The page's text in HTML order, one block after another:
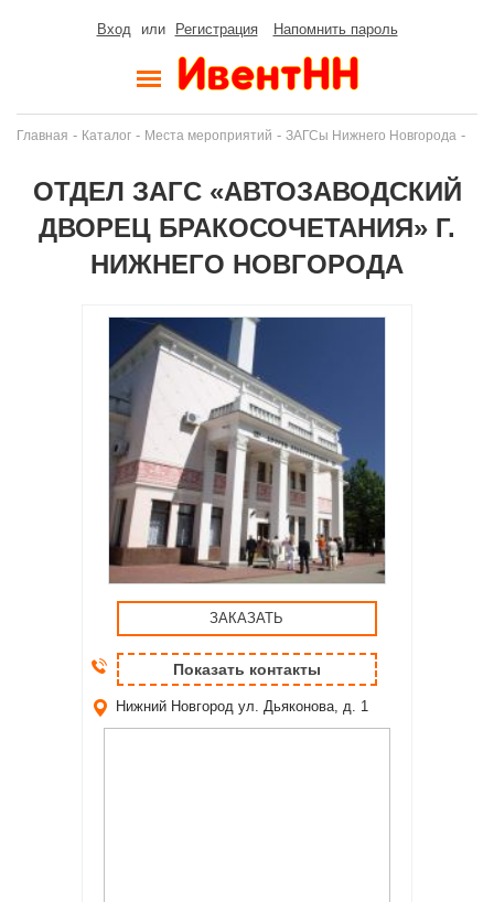
Вход или Регистрация Напомнить пароль
Главная - Каталог - Места мероприятий - ЗАГСы Нижнего Новгорода -
ОТДЕЛ ЗАГС «АВТОЗАВОДСКИЙ
ДВОРЕЦ БРАКОСОЧЕТАНИЯ» Г.
НИЖНЕГО НОВГОРОДА
ЗАКАЗАТЬ
Показать контакты
Нижний Новгород ул. Дьяконова, д. 1